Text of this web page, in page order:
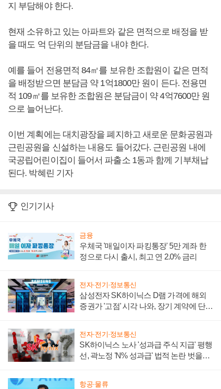
지 부담해야 한다.
현재 소유하고 있는 아파트와 같은 면적으로 배정을 받
을 때도 억 단위의 분담금을 내야 한다.
예를 들어 전용면적 84㎡를 보유한 조합원이 같은 면적
을 배정받으면 분담금 약 1억1800만 원이 든다. 전용면
적 109㎡를 보유한 조합원은 분담금이 약 4억7600만 원
으로 늘어난다.
이번 계획에는 대치광장을 폐지하고 새로운 문화공원과
근린공원을 신설하는 내용도 들어갔다. 근린공원 내에
국공립어린이집이 들어서 파출소 1동과 함께 기부채납
된다. 박혜린 기자
인기기사
금융
우체국 '매일이자 파킹통장' 5만 계좌 한
정으로 다시 출시, 최고 연 2.0% 금리
전자·전기·정보통신
삼성전자 SK하이닉스 D램 가격에 해외
증권가 '고점' 시각 나와, 장기 계약에 단점
전자·전기·정보통신
SK하이닉스 노사 '성과급 주식 지급' 평행
선, 곽노정 'N% 성과급' 법적 논란 벗을지
항공·물류